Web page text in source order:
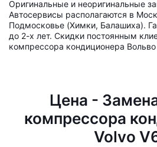
Оригинальные и неоригинальные
Автосервисы располагаются в
Подмосковье (Химки, Балашиха).
до 2-х лет. Скидки постоянным
компрессора кондиционера
Цена -
компрессора
Volvo